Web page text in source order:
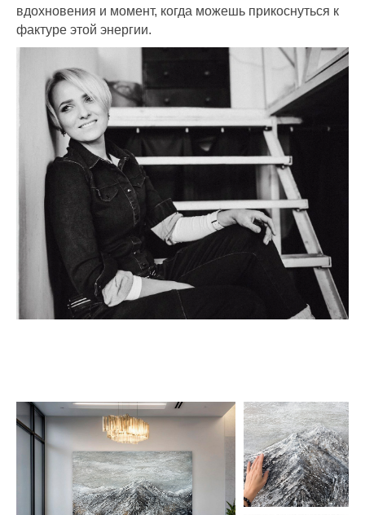
вдохновения и момент, когда можешь прикоснуться к
фактуре этой энергии.